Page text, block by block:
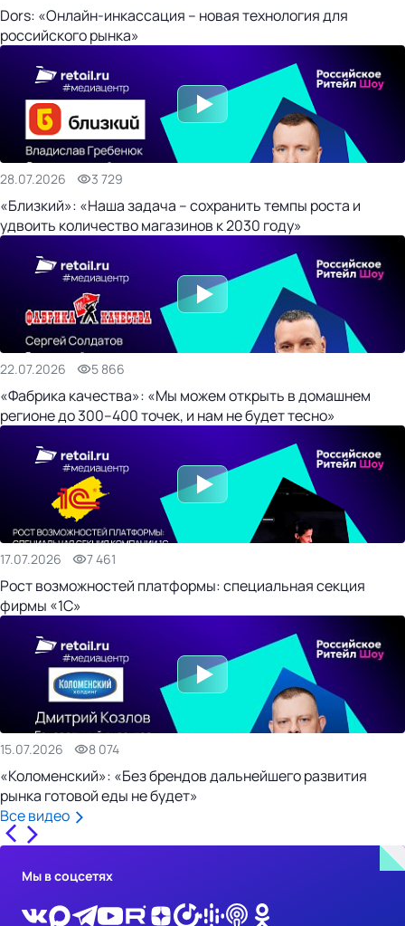
Dors: «Онлайн-инкассация – новая технология для
российского рынка»
28.07.2026 3 729
«Близкий»: «Наша задача – сохранить темпы роста и
удвоить количество магазинов к 2030 году»
22.07.2026 5 866
«Фабрика качества»: «Мы можем открыть в домашнем
регионе до 300–400 точек, и нам не будет тесно»
17.07.2026 7 461
Рост возможностей платформы: специальная секция
фирмы «1С»
15.07.2026 8 074
«Коломенский»: «Без брендов дальнейшего развития
рынка готовой еды не будет»
Все видео
Мы в соцсетях